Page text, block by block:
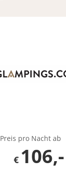
Preis pro Nacht ab
€ 106,-